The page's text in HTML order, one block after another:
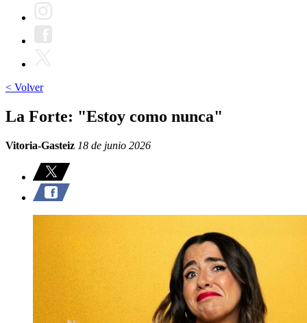
< Volver
La Forte: "Estoy como nunca"
Vitoria-Gasteiz 18 de junio 2026